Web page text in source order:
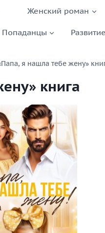
Женский роман
Попаданцы
я нашла тебе жену»
книга